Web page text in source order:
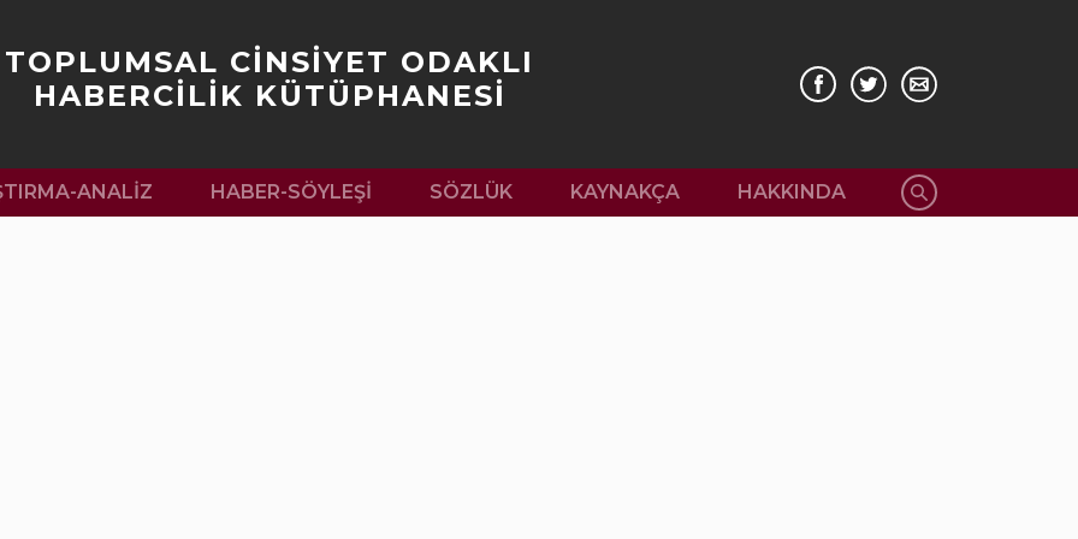
TOPLUMSAL CİNSİYET ODAKLI
HABERCİLİK KÜTÜPHANESİ
ANALIZ HABER-SÖYLEŞI SÖZLÜK KAYNAKÇA HAKKINDA